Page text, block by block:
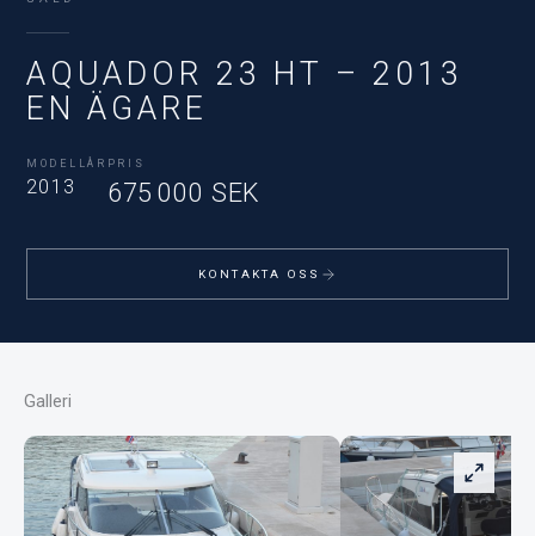
AQUADOR 23 HT – 2013
EN ÄGARE
MODELLÅR
2013
PRIS
675 000 SEK
KONTAKTA OSS
Galleri